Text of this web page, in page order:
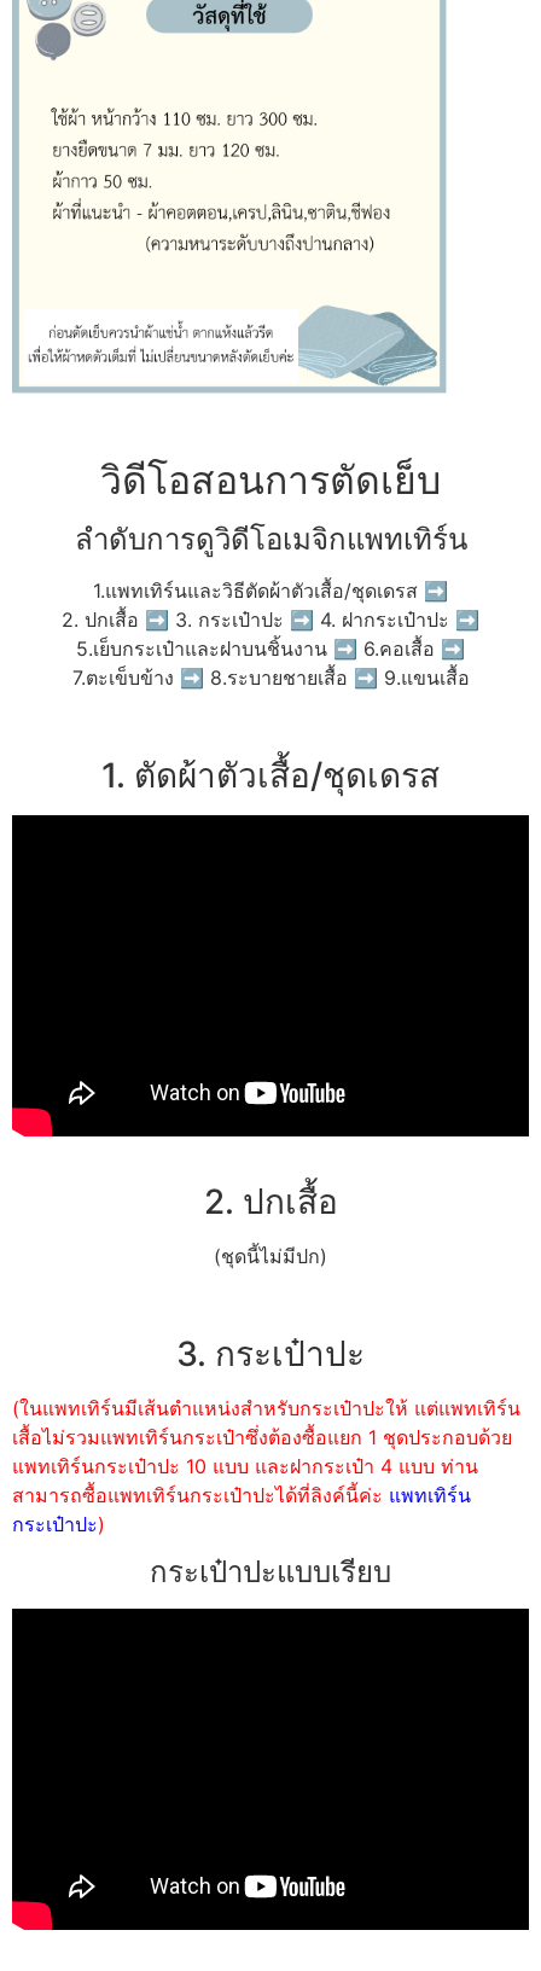
วิดีโอสอนการตัดเย็บ
ลำดับการดูวิดีโอเมจิกแพทเทิร์น
1.แพทเทิร์นและวิธีตัดผ้าตัวเสื้อ/ชุดเดรส ➡
2. ปกเสื้อ ➡ 3. กระเป๋าปะ ➡ 4. ฝากระเป๋าปะ ➡
5.เย็บกระเป๋าและฝาบนชิ้นงาน ➡ 6.คอเสื้อ ➡
7.ตะเข็บข้าง ➡ 8.ระบายชายเสื้อ ➡ 9.แขนเสื้อ
1. ตัดผ้าตัวเสื้อ/ชุดเดรส
2. ปกเสื้อ
(ชุดนี้ไม่มีปก)
3. กระเป๋าปะ
(ในแพทเทิร์นมีเส้นตำแหน่งสำหรับกระเป๋าปะให้ แต่แพทเทิร์น
เสื้อไม่รวมแพทเทิร์นกระเป๋าซึ่งต้องซื้อแยก 1 ชุดประกอบด้วย
แพทเทิร์นกระเป๋าปะ 10 แบบ และฝากระเป๋า 4 แบบ ท่าน
สามารถซื้อแพทเทิร์นกระเป๋าปะได้ที่ลิงค์นี้ค่ะ แพทเทิร์น
กระเป๋าปะ)
กระเป๋าปะแบบเรียบ